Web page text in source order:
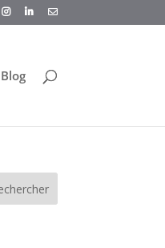
Blog